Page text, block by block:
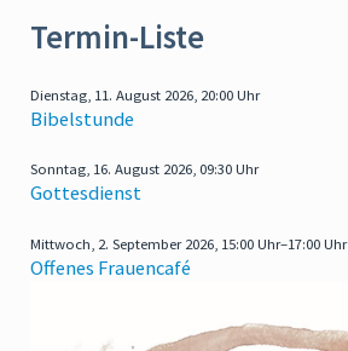
Termin-Liste
Dienstag, 11. August 2026, 20:00 Uhr
Bibelstunde
Sonntag, 16. August 2026, 09:30 Uhr
Gottesdienst
Mittwoch, 2. September 2026, 15:00 Uhr–17:00 Uhr
Offenes Frauencafé